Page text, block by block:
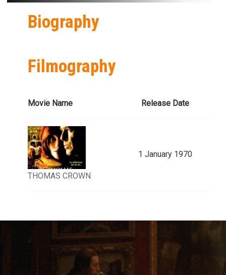
Biography
Filmography
Movie Name Release Date
THOMAS CROWN
1 January 1970